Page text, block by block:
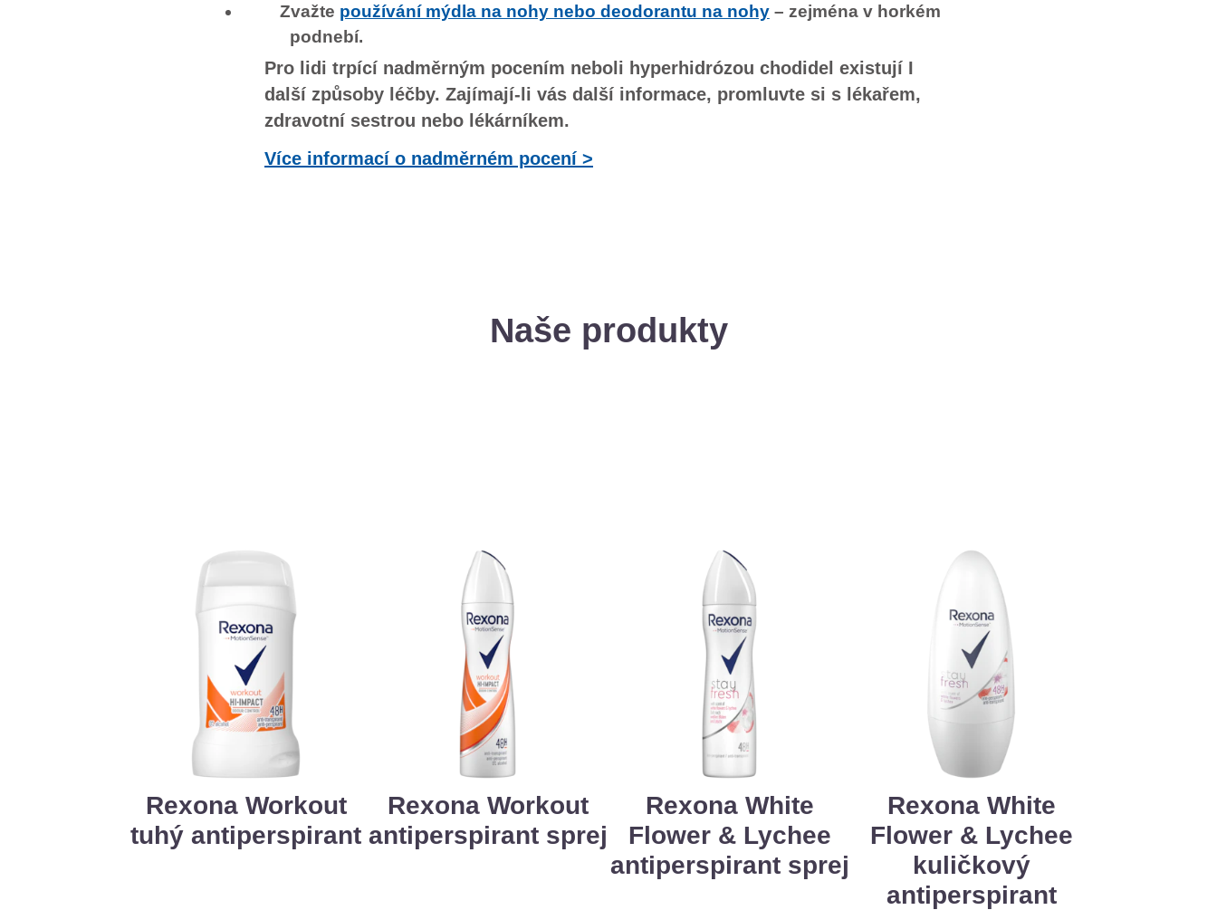
Zvažte používání mýdla na nohy nebo deodorantu na nohy– zejména v horkém
podnebí.
Pro lidi trpící nadměrným pocením neboli hyperhidrózou chodidel existují I
další způsoby léčby. Zajímají-li vás další informace, promluvte si s lékařem,
zdravotní sestrou nebo lékárníkem.
Více informací o nadměrném pocení >
Naše produkty
Rexona Workout
tuhý antiperspirant
Rexona Workout
antiperspirant sprej
Rexona White
Flower & Lychee
antiperspirant sprej
Rexona White
Flower & Lychee
kuličkový
antiperspirant